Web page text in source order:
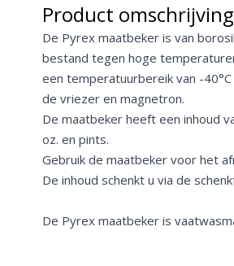
Product omschrijving
De Pyrex maatbeker is van
bestand tegen hoge
een temperatuurbereik van -
de vriezer en magnetron.
De maatbeker heeft een inhoud
oz. en pints.
Gebruik de maatbeker voor het
De inhoud schenkt u via de
De Pyrex maatbeker is